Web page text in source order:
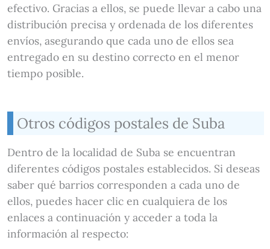
efectivo. Gracias a ellos, se puede llevar a cabo una
distribución precisa y ordenada de los diferentes
envíos, asegurando que cada uno de ellos sea
entregado en su destino correcto en el menor
tiempo posible.
Otros códigos postales de Suba
Dentro de la localidad de Suba se encuentran
diferentes códigos postales establecidos. Si deseas
saber qué barrios corresponden a cada uno de
ellos, puedes hacer clic en cualquiera de los
enlaces a continuación y acceder a toda la
información al respecto: